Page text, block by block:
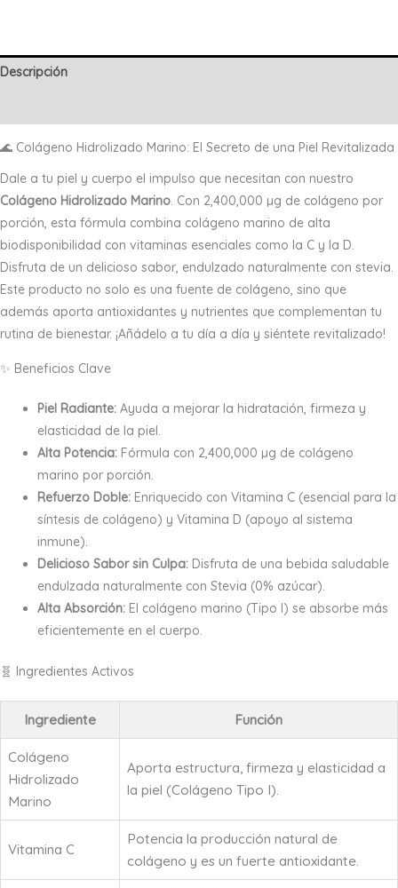
400
Descripción
🌊 Colágeno Hidrolizado Marino: El Secreto de una Piel Revitalizada
Dale a tu piel y cuerpo el impulso que necesitan con nuestro
Colágeno Hidrolizado Marino. Con 2,400,000 µg de colágeno por
porción, esta fórmula combina colágeno marino de alta
biodisponibilidad con vitaminas esenciales como la C y la D.
Disfruta de un delicioso sabor, endulzado naturalmente con stevia.
Este producto no solo es una fuente de colágeno, sino que
además aporta antioxidantes y nutrientes que complementan tu
rutina de bienestar. ¡Añádelo a tu día a día y siéntete revitalizado!
✨ Beneficios Clave
Piel Radiante: Ayuda a mejorar la hidratación, firmeza y
elasticidad de la piel.
Alta Potencia: Fórmula con 2,400,000 µg de colágeno
marino por porción.
Refuerzo Doble: Enriquecido con Vitamina C (esencial para la
síntesis de colágeno) y Vitamina D (apoyo al sistema
inmune).
Delicioso Sabor sin Culpa: Disfruta de una bebida saludable
endulzada naturalmente con Stevia (0% azúcar).
Alta Absorción: El colágeno marino (Tipo I) se absorbe más
eficientemente en el cuerpo.
🧬 Ingredientes Activos
Ingrediente Función
Colágeno
Hidrolizado
Marino
Aporta estructura, firmeza y elasticidad a
la piel (Colágeno Tipo I).
Vitamina C
Potencia la producción natural de
colágeno y es un fuerte antioxidante.